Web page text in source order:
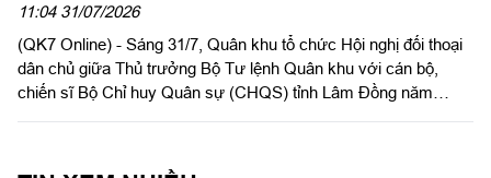
CHQS tỉnh Lâm Đồng
11:04 31/07/2026
(QK7 Online) - Sáng 31/7, Quân khu tổ chức Hội nghị đối thoại
dân chủ giữa Thủ trưởng Bộ Tư lệnh Quân khu với cán bộ,
chiến sĩ Bộ Chỉ huy Quân sự (CHQS) tỉnh Lâm Đồng năm